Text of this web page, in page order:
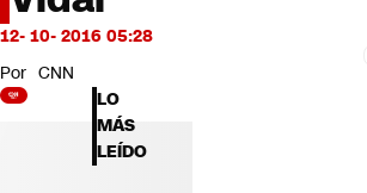
CNN tiempo
Futuro 360
Opinión
12- 10- 2016 05:28
Por CNN
LO
MÁS
LEÍDO